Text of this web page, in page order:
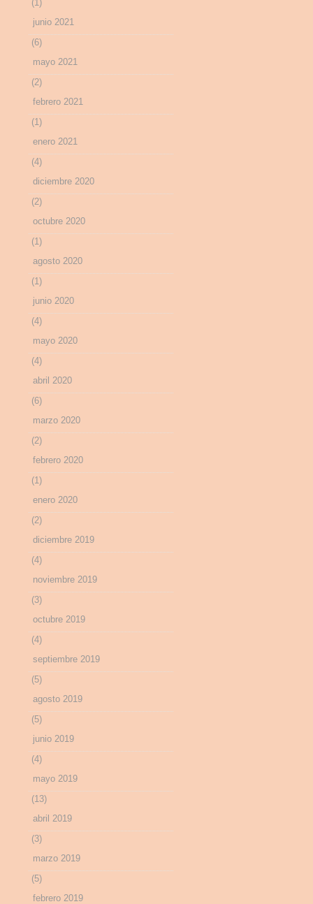
(1)
junio 2021
(6)
mayo 2021
(2)
febrero 2021
(1)
enero 2021
(4)
diciembre 2020
(2)
octubre 2020
(1)
agosto 2020
(1)
junio 2020
(4)
mayo 2020
(4)
abril 2020
(6)
marzo 2020
(2)
febrero 2020
(1)
enero 2020
(2)
diciembre 2019
(4)
noviembre 2019
(3)
octubre 2019
(4)
septiembre 2019
(5)
agosto 2019
(5)
junio 2019
(4)
mayo 2019
(13)
abril 2019
(3)
marzo 2019
(5)
febrero 2019